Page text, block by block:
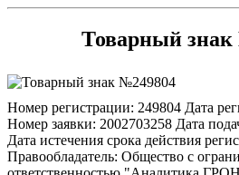
Товарный
Номер регистрации: 249804 Дата
Номер заявки: 2002703258 Дата
Дата истечения срока действия
Правообладатель: Общество с